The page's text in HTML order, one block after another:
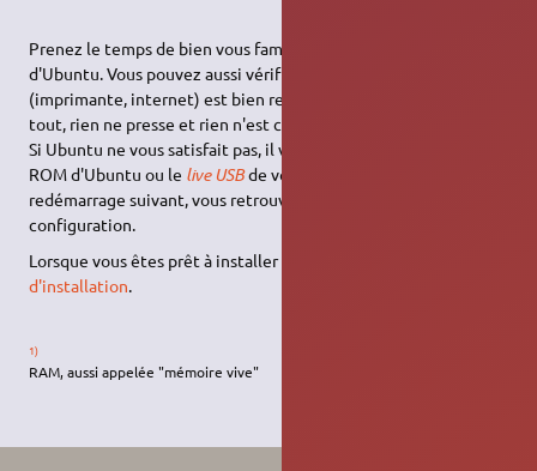
Prenez le temps de bien vous familiariser avec l'interface
d'Ubuntu. Vous pouvez aussi vérifier que votre matériel
(imprimante, internet) est bien reconnu par Ubuntu. Après
tout, rien ne presse et rien n'est changé dans votre ordinateur.
Si Ubuntu ne vous satisfait pas, il vous suffira de retirer le DVD-
ROM d'Ubuntu ou le live USBde votre ordinateur et au
redémarrage suivant, vous retrouverez votre ancienne
configuration.
Lorsque vous êtes prêt à installer Ubuntu,
d'installation.
1)
RAM, aussi appelée "mémoire vive"